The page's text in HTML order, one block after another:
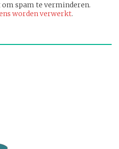
spam te verminderen.
worden verwerkt.